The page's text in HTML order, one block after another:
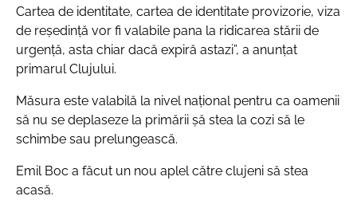
Cartea de identitate, cartea de identitate provizorie, viza
de reședință vor fi valabile pana la ridicarea stării de
urgență, asta chiar dacă expiră astazi”, a anunțat
primarul Clujului.
Măsura este valabilă la nivel național pentru ca oamenii
să nu se deplaseze la primării șă stea la cozi să le
schimbe sau prelungească.
Emil Boc a făcut un nou aplel către clujeni să stea
acasă.